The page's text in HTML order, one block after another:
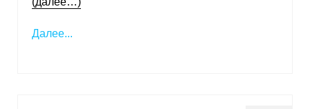
Далее...